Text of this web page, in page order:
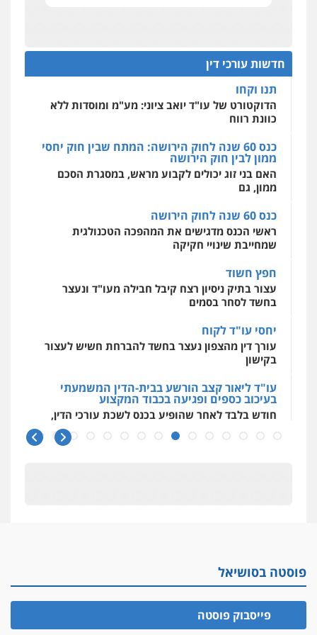
אחסון אתרים
מקצועיים לעורכי דין
מרכז התחלה חדשה
אסירים עבירות מין שירותים מקצועיים
לעורכי דין
חדשות עורכי דין
כנס תביעות ייצוגיות: הדילמה בין זכויות צרכנים
להגנה על עסקים קטנים
תנו וקחו
הדוקטורט של עו"ד יואב ציוני: מע"מ ומוסדות ללא
כוונת רווח
כנס 60 שנה לחוק הירושה: המתח שבין חוק יחסי
ממון לבין חוק הירושה
האם בני זוג יכולים לקבוע מראש, במסגרת הסכם
ממון, גם
כנס 60 שנה לחוק הירושה
ראשי הכנס מדגישים את המהפכה הטכנולגית
שמחייבת שינויי חקיקה
חפץ חשוד
עצור בתיק ניסיון רצח קיבל חבילה מעו"ד ונעצר
בחשד לסחר בסמים
יחסי עו"ד לקוח
עורך דין מהצפון נעצר בחשד להברחת חשיש לעצור
בקישון
עו"ד ליאור קצב הורשע בבית-הדין המשמעתי
בעיכוב כספים ופגיעה בכבוד המקצוע
חודש בלבד לאחר שהופיע בכנס לשכת עורכי הדין,
קצב הורשע
אלה המינויים
הוועדה לבחירת שופטים בחרה 26 שופטים ורשמים
נוספים
ראו הוזהרתם
פוסטה בסושיאל
פייסבוק פוסטה